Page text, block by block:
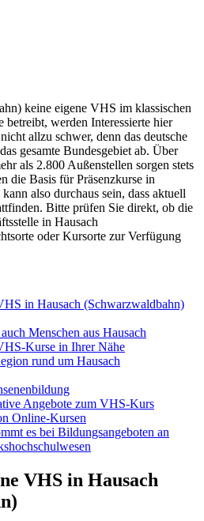
keine eigene VHS im klassischen
betreibt, werden Interessierte hier
allzu schwer, denn das deutsche
gesamte Bundesgebiet ab. Über
als 2.800 Außenstellen sorgen stets
die Basis für Präsenzkurse in
also durchaus sein, dass aktuell
Bitte prüfen Sie direkt, ob die
in Hausach
oder Kursorte zur Verfügung
in Hausach (Schwarzwaldbahn)
Menschen aus Hausach
Kurse in Ihrer Nähe
rund um Hausach
Angebote zum VHS-Kurs
Online-Kursen
es bei Bildungsangeboten an
VHS in Hausach